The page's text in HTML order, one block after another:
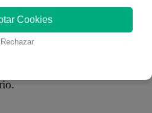
virus a través de gotitas
Cookies
Rechazar